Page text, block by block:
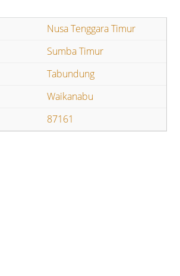
Nusa Tenggara Timur
Sumba Timur
Tabundung
Waikanabu
87161